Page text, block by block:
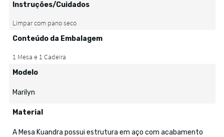
Instruções/Cuidados
Conteúdo da Embalagem
Modelo
Marilyn
Material
A Mesa Kuandra possui estrutura em aço com acabamento